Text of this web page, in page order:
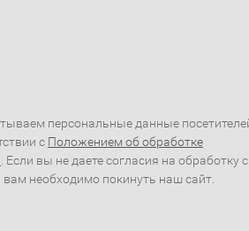
персональные данные
с Положением об обработке
. Если вы не даете согласия на обработку
необходимо покинуть наш сайт.